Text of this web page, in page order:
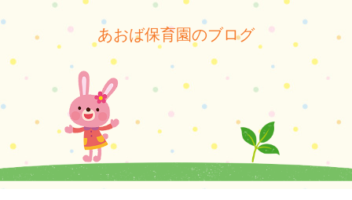
あおば保育園のブログ